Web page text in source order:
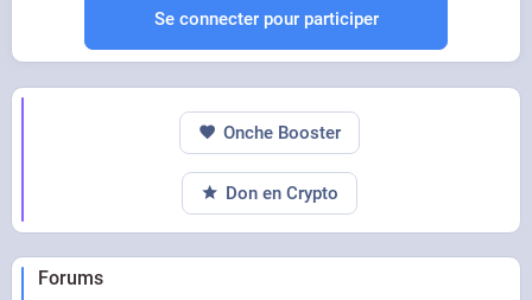
Se connecter pour participer
Forums
Onche Booster
Don en Crypto